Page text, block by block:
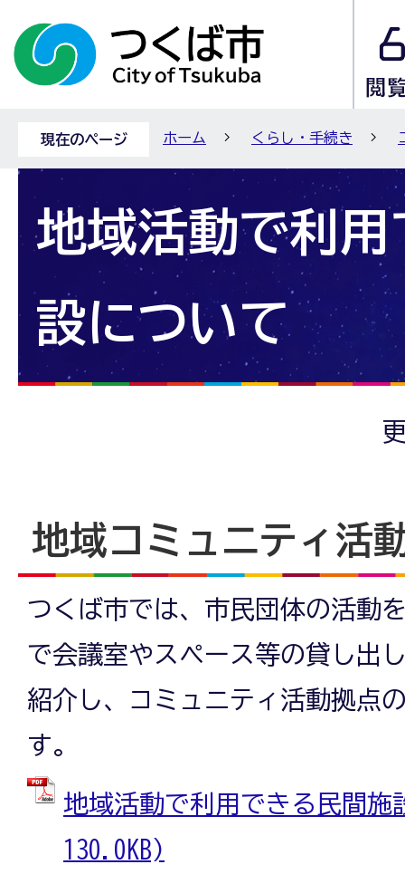
現在のページ ホーム くらし・手続き
地域活動で利用
設について
地域コミュニティ活
つくば市では、市民団体の活動
で会議室やスペース等の貸し出
紹介し、コミュニティ活動拠点
す。
地域活動で利用できる民間施
130.0KB)